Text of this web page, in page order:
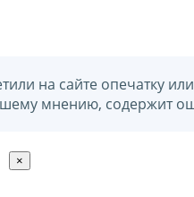
на сайте опечатку
мнению, содержит
×